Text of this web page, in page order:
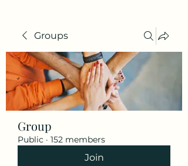
Groups
Group
Public · 152 members
Join